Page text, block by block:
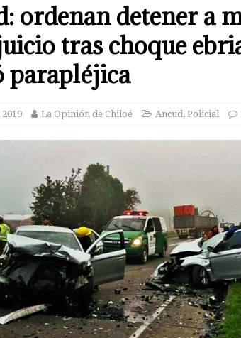
de la zona de cajeros del Banco de Chile ANCUD
[ julio 9, 2026 ] Ancud: Contraloría detecta
dineros destinados a atenciones de salud
[ julio 7, 2026 ] Ancud: capilla de El Quilar queda
causas ANCUD
[ julio 19, 2026 ] Castro: investigan a dos mujeres
a la cárcel. Una era de Chonchi reincidente
ordenan detener a
tras choque
parapléjica
La Opinión de Chiloé Ancud, Policial